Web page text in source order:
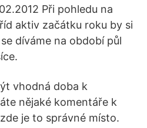
Při pohledu na
aktiv začátku roku by si
díváme na období půl
vhodná doba k
nějaké komentáře k
je to správné místo.